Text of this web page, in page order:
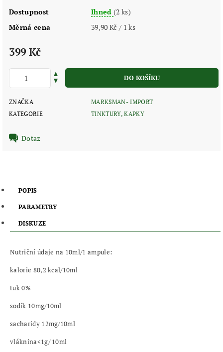
Dostupnost Ihned(2 ks)
Měrná cena
39,90 Kč / 1 ks
399 Kč
ZNAČKA
MARKSMAN- IMPORT
KATEGORIE
TINKTURY, KAPKY
Dotaz
POPIS
PARAMETRY
DISKUZE
Nutriční údaje na 10ml/1 ampule:
kalorie 80,2 kcal/10ml
tuk 0%
sodík 10mg/10ml
sacharidy 12mg/10ml
vláknina<1g/ 10ml